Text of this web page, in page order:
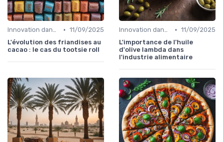
Innovation dans la food • 11/09/2025
L'évolution des friandises au
cacao : le cas du tootsie roll
Innovation dans la food • 11/09/2025
L'importance de l'huile
d'olive lambda dans
l'industrie alimentaire